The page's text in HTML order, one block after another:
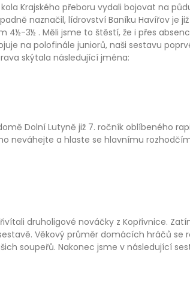
Krajského přeboru vydali bojovat na
naznačil, lídrovství Baníku Havířov je
3½ . Měli jsme to štěstí, že i přes
na polofinále juniorů, naši sestavu
skýtala následující jména:
Dolní Lutyně již 7. ročník oblíbeného
neváhejte a hlaste se hlavnímu
druholigové nováčky z Kopřivnice.
Věkový průměr domácích hráčů se
soupeřů. Nakonec jsme v následující